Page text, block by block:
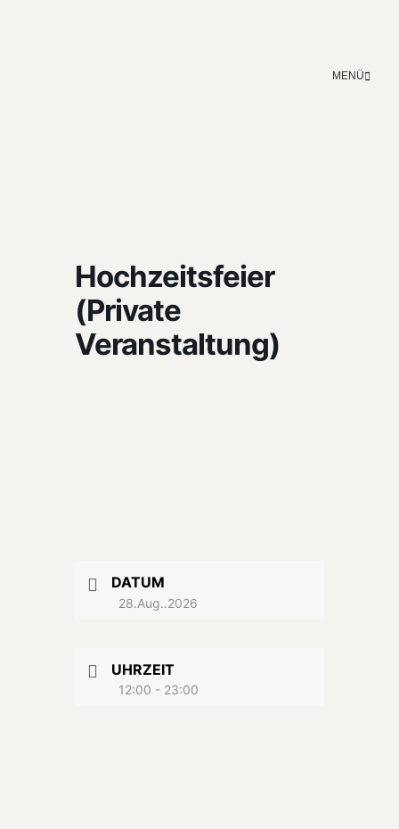
MENÜ
Hochzeitsfeier
(Private
Veranstaltung)
DATUM
28.Aug..2026
UHRZEIT
12:00 - 23:00